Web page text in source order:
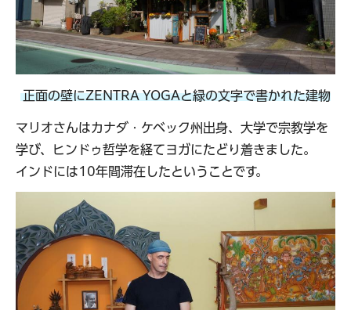
正面の壁にZENTRA YOGAと緑の文字で書かれた建物
マリオさんはカナダ・ケベック州出身、大学で宗教学を
学び、ヒンドゥ哲学を経てヨガにたどり着きました。
インドには10年間滞在したということです。